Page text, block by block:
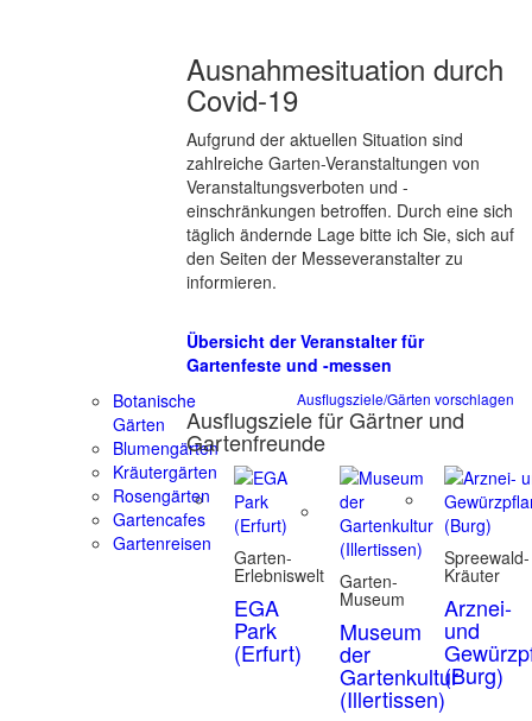
Ausnahmesituation durch
Covid-19
Aufgrund der aktuellen Situation sind
zahlreiche Garten-Veranstaltungen von
Veranstaltungsverboten und -
einschränkungen betroffen. Durch eine sich
täglich ändernde Lage bitte ich Sie, sich auf
den Seiten der Messeveranstalter zu
informieren.
Übersicht der Veranstalter für
Gartenfeste und -messen
Botanische
Gärten
Blumengärten
Kräutergärten
Rosengärten
Gartencafes
Gartenreisen
Ausflugsziele/Gärten vorschlagen
Ausflugsziele für Gärtner und
Gartenfreunde
Garten-
Erlebniswelt
EGA
Park
(Erfurt)
Garten-
Museum
Museum
der
Gartenkultur
(Illertissen)
Spreewald-
Kräuter
Arznei-
und
(Burg)